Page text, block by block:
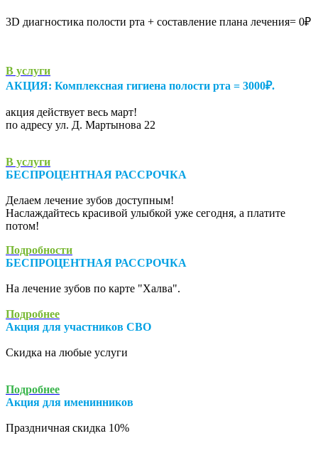
3D диагностика полости рта + составление плана лечения= 0₽
В услуги
АКЦИЯ: Комплексная гигиена полости рта = 3000₽.
акция действует весь март!
по адресу ул. Д. Мартынова 22
В услуги
БЕСПРОЦЕНТНАЯ РАССРОЧКА
Делаем лечение зубов доступным!
Наслаждайтесь красивой улыбкой уже сегодня, а платите
потом!
Подробности
БЕСПРОЦЕНТНАЯ РАССРОЧКА
На лечение зубов по карте "Халва".
Подробнее
Акция для участников СВО
Скидка на любые услуги
Подробнее
Акция для именинников
Праздничная скидка 10%